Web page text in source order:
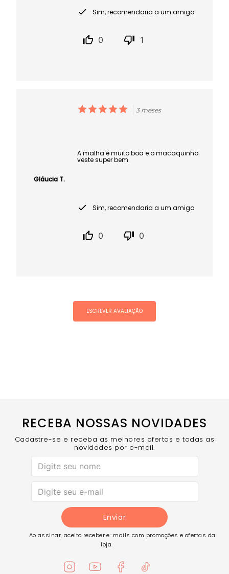
Sim, recomendaria a um amigo
0 1
Gláucia T.
3 meses
A malha é muito boa e o macaquinho
veste super bem.
Sim, recomendaria a um amigo
0 0
ESCREVER AVALIAÇÃO
RECEBA NOSSAS NOVIDADES
Cadastre-se e receba as melhores ofertas e todas as
novidades por e-mail.
Enviar
Ao assinar, aceito receber e-mails com promoções e ofertas da
loja.